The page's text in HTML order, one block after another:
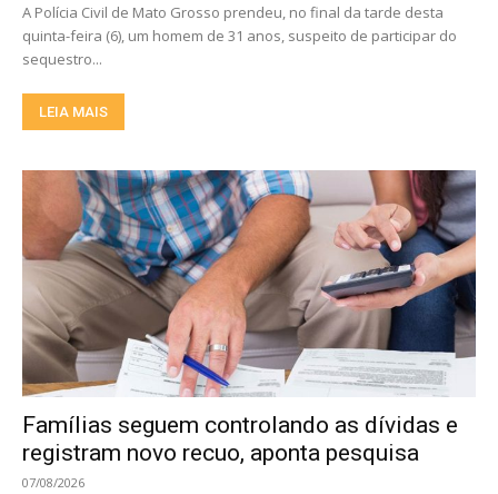
A Polícia Civil de Mato Grosso prendeu, no final da tarde desta
quinta-feira (6), um homem de 31 anos, suspeito de participar do
sequestro...
LEIA MAIS
Famílias seguem controlando as dívidas e
registram novo recuo, aponta pesquisa
07/08/2026